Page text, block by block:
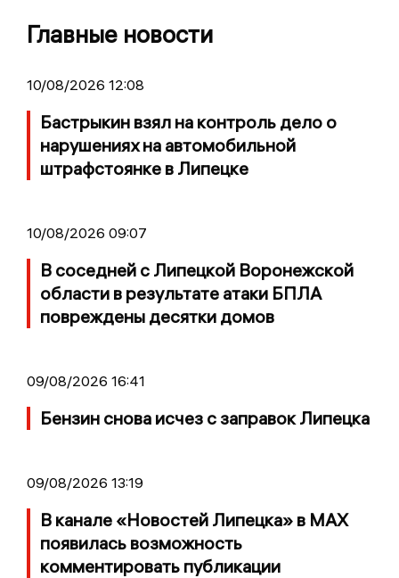
Главные новости
10/08/2026 12:08
Бастрыкин взял на контроль дело о
нарушениях на автомобильной
штрафстоянке в Липецке
10/08/2026 09:07
В соседней с Липецкой Воронежской
области в результате атаки БПЛА
повреждены десятки домов
09/08/2026 16:41
Бензин снова исчез с заправок Липецка
09/08/2026 13:19
В канале «Новостей Липецка» в MAX
появилась возможность
комментировать публикации